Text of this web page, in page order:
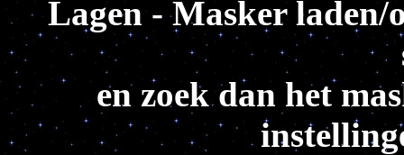
Lagen - Masker laden/
en zoek dan het